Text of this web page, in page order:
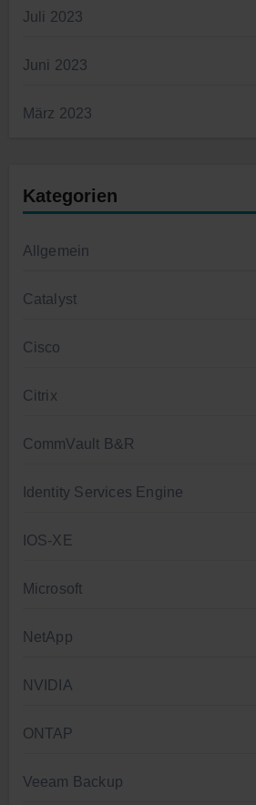
Juli 2023
Juni 2023
März 2023
Kategorien
Allgemein
Catalyst
Cisco
Citrix
CommVault B&R
Identity Services Engine
IOS-XE
Microsoft
NetApp
NVIDIA
ONTAP
Veeam Backup